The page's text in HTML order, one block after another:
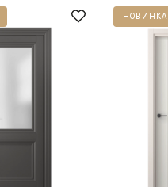
НОВИНКА